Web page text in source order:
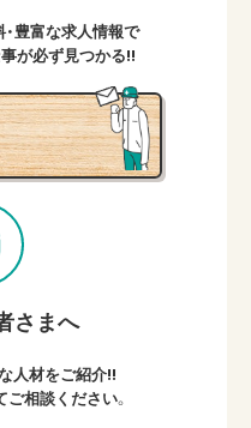
豊富な求人情報で
が必ず見つかる!!
さまへ
人材をご紹介!!
相談ください。